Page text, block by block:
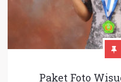
Paket Foto